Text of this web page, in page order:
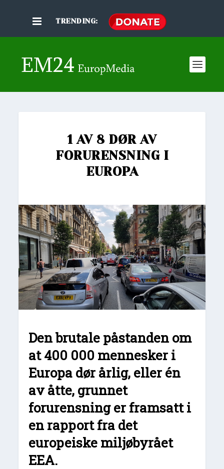
TRENDING:
1 AV 8 DØR AV
FORURENSNING I
EUROPA
Den brutale påstanden om
at 400 000 mennesker i
Europa dør årlig, eller én
av åtte, grunnet
forurensning er framsatt i
en rapport fra det
europeiske miljøbyrået
EEA.